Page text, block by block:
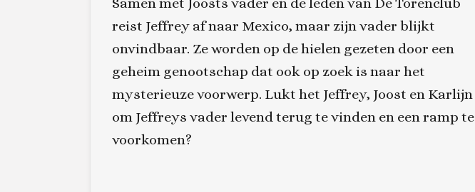
reist Jeffrey af naar Mexico, maar zijn vader blijkt
onvindbaar. Ze worden op de hielen gezeten door een
geheim genootschap dat ook op zoek is naar het
mysterieuze voorwerp. Lukt het Jeffrey, Joost en Karlijn
om Jeffreys vader levend terug te vinden en een ramp te
voorkomen?